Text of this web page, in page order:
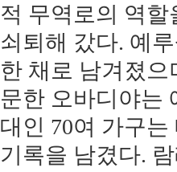
적 무역로의 역
쇠퇴해 갔다. 예
한 채로 남겨졌으
문한 오바디야는
대인 70여 가구
기록을 남겼다.